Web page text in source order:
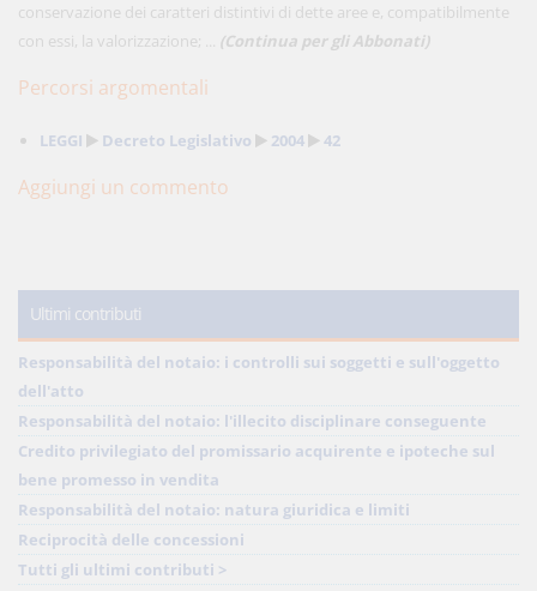
conservazione dei caratteri distintivi di dette aree e, compatibilmente
con essi, la valorizzazione; ... (Continua per gli Abbonati)
Percorsi argomentali
LEGGI Decreto Legislativo 2004 42
Aggiungi un commento
Ultimi contributi
Responsabilità del notaio: i controlli sui soggetti e sull'oggetto
dell'atto
Responsabilità del notaio: l'illecito disciplinare conseguente
Credito privilegiato del promissario acquirente e ipoteche sul
bene promesso in vendita
Responsabilità del notaio: natura giuridica e limiti
Reciprocità delle concessioni
Tutti gli ultimi contributi >